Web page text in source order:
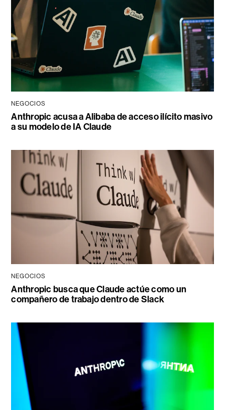
NEGOCIOS
Anthropic acusa a Alibaba de acceso ilícito masivo
a su modelo de IA Claude
NEGOCIOS
Anthropic busca que Claude actúe como un
compañero de trabajo dentro de Slack